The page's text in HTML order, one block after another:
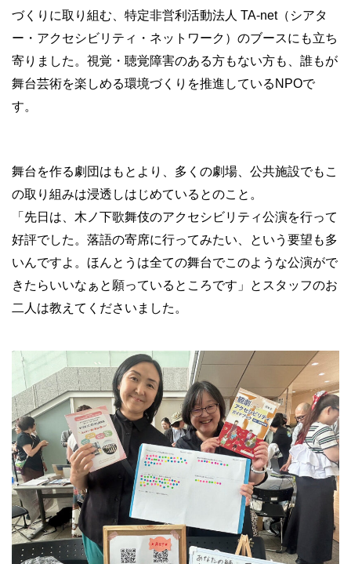
づくりに取り組む、特定非営利活動法人 TA-net（シアタ
ー・アクセシビリティ・ネットワーク）のブースにも立ち
寄りました。視覚・聴覚障害のある方もない方も、誰もが
舞台芸術を楽しめる環境づくりを推進しているNPOで
す。
舞台を作る劇団はもとより、多くの劇場、公共施設でもこ
の取り組みは浸透しはじめているとのこと。
「先日は、木ノ下歌舞伎のアクセシビリティ公演を行って
好評でした。落語の寄席に行ってみたい、という要望も多
いんですよ。ほんとうは全ての舞台でこのような公演がで
きたらいいなぁと願っているところです」とスタッフのお
二人は教えてくださいました。